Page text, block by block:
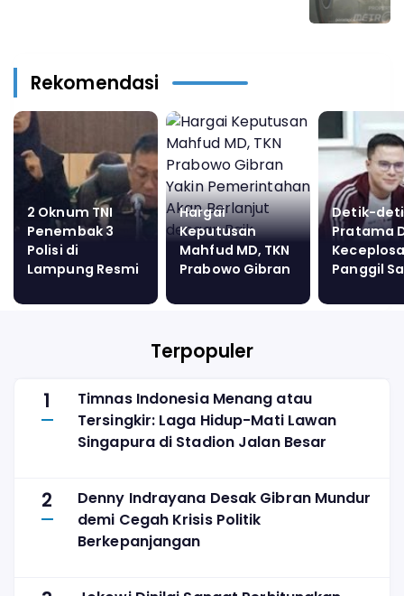
Rekomendasi
2 Oknum TNI
Penembak 3
Polisi di
Lampung Resmi
Hargai
Keputusan
Mahfud MD, TKN
Prabowo Gibran
Pemerintahan
dengan Baik
Detik-
Pratama
Panggil
di TV
Terpopuler
1
Timnas Indonesia Menang atau
Tersingkir: Laga Hidup-Mati Lawan
Singapura di Stadion Jalan Besar
2
Denny Indrayana Desak Gibran Mundur
demi Cegah Krisis Politik
Berkepanjangan